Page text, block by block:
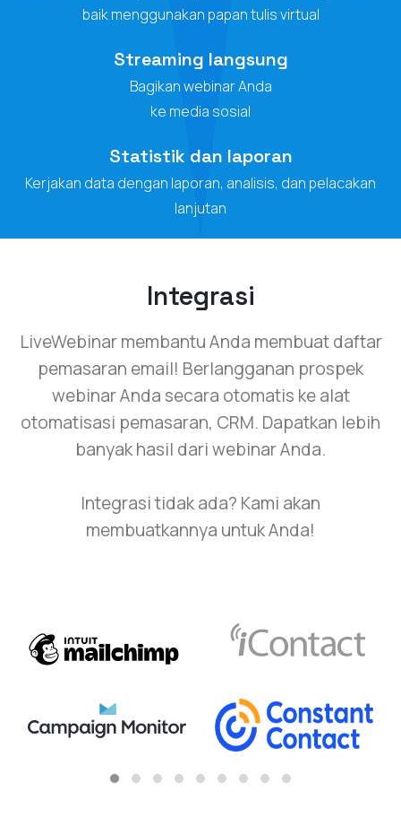
baik menggunakan papan tulis virtual
Streaming langsung
Bagikan webinar Anda
ke media sosial
Statistik dan laporan
Kerjakan data dengan laporan, analisis, dan pelacakan
lanjutan
Integrasi
LiveWebinar membantu Anda membuat daftar
pemasaran email! Berlangganan prospek
webinar Anda secara otomatis ke alat
otomatisasi pemasaran, CRM. Dapatkan lebih
banyak hasil dari webinar Anda.
Integrasi tidak ada? Kami akan
membuatkannya untuk Anda!